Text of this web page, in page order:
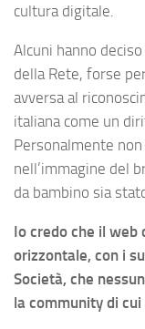
cultura digitale.
Alcuni hanno
della Rete, forse
avversa al
italiana come un
Personalmente
nell’immagine del
da bambino sia
Io credo che il web
orizzontale, con i
Società, che
la community di